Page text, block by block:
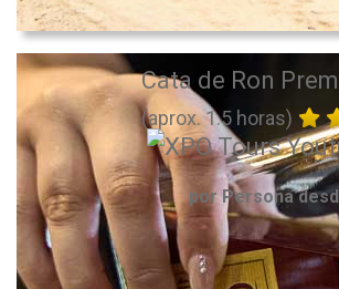
Cata de Ron
(aprox. 1.5 horas)
por Persona